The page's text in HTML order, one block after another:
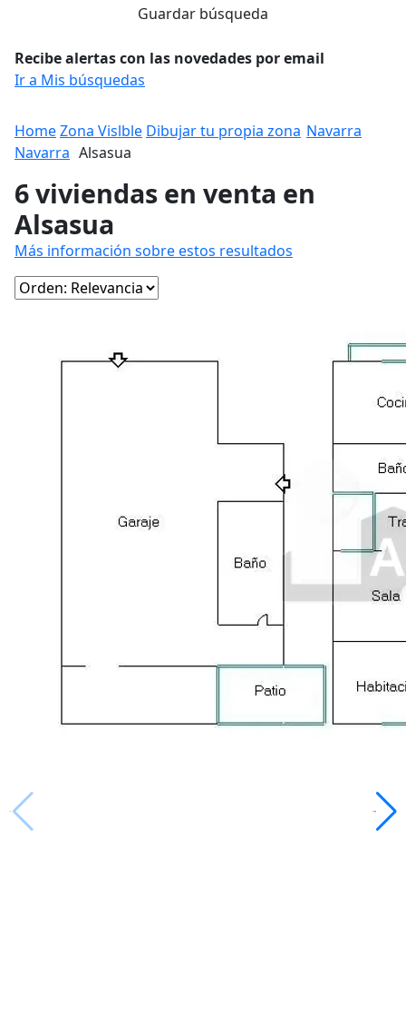
Guardar búsqueda
Recibe alertas con las novedades por email
Ir a Mis búsquedas
HomeZona Vislble Dibujar tu propia zona Navarra
Navarra Alsasua
6 viviendas en venta en
Alsasua
Más información sobre estos resultados